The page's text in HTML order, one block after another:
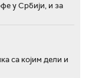
у Србији, и за
са којим дели и